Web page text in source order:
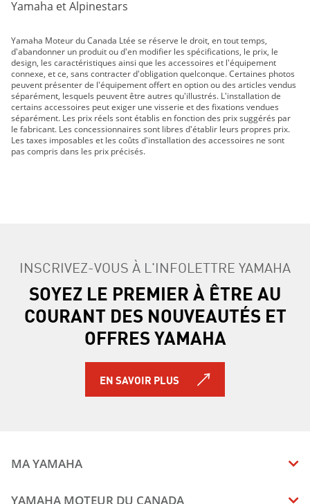
Yamaha et Alpinestars
Yamaha Moteur du Canada Ltée se réserve le droit, en tout temps,
d'abandonner un produit ou d'en modifier les spécifications, le prix, le
design, les caractéristiques ainsi que les accessoires et l'équipement
connexe, et ce, sans contracter d'obligation quelconque. Certaines photos
peuvent présenter de l'équipement offert en option ou des articles vendus
séparément, lesquels peuvent être autres qu'illustrés. L'installation de
certains accessoires peut exiger une visserie et des fixations vendues
séparément. Les prix réels sont établis en fonction des prix suggérés par
le fabricant. Les concessionnaires sont libres d'établir leurs propres prix.
Les taxes imposables et les coûts d'installation des accessoires ne sont
pas compris dans les prix précisés.
INSCRIVEZ-VOUS À L'INFOLETTRE YAMAHA
SOYEZ LE PREMIER À ÊTRE AU
COURANT DES NOUVEAUTÉS ET
OFFRES YAMAHA
EN SAVOIR PLUS
MA YAMAHA
MANUELS
YAMAHA MOTEUR DU CANADA